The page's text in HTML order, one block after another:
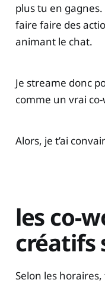
plus tu en
faire faire des
animant le chat.
Je streame donc
comme un vrai
Alors, je t’ai
les co-
créatifs
Selon les